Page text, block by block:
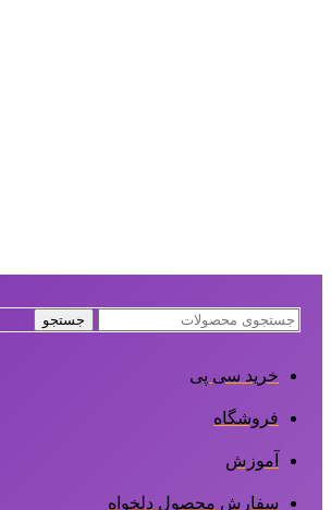
جستجو
خرید سی پی
فروشگاه
آموزش
سفارش محصول دلخواه